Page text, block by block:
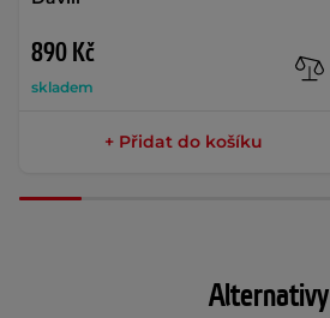
890 Kč
skladem
+ Přidat do košíku
Alternativy